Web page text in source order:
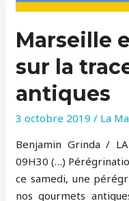
Marseille
sur la
antiques
3 octobre 2019 / La
Benjamin Grinda /
09H30 (…)
ce samedi, une
nos gourmets